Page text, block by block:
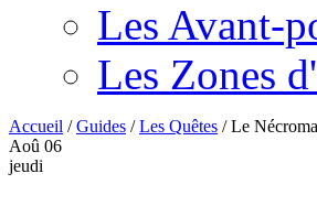
Les Avant-
Les Zones
Accueil /Guides /Les Quêtes /Le
Aoû 06
jeudi